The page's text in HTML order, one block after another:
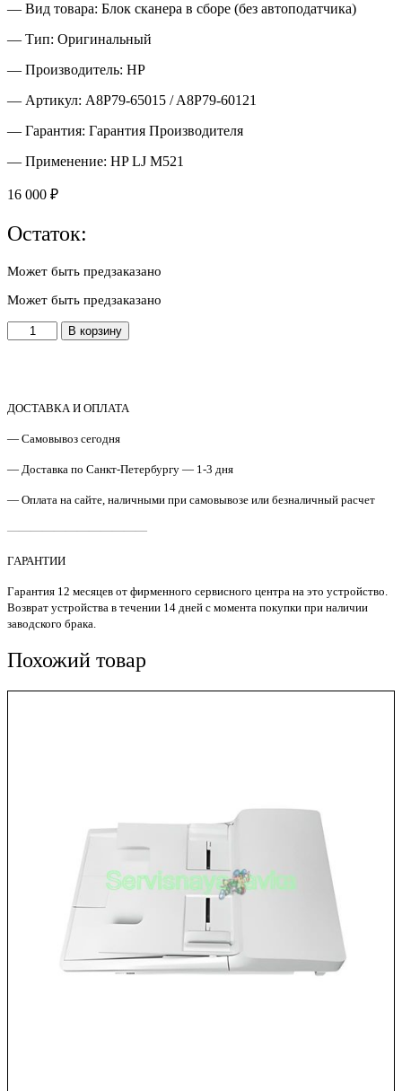
— Вид товара: Блок сканера в сборе (без автоподатчика)
— Тип: Оригинальный
— Производитель: HP
— Артикул: A8P79-65015 / A8P79-60121
— Гарантия: Гарантия Производителя
— Применение: HP LJ M521
16 000 ₽
Остаток:
Может быть предзаказано
Может быть предзаказано
Количество
товара
A8P79-
Блок
в
HP
Original
В корзину
ДОСТАВКА И ОПЛАТА
— Самовывоз сегодня
— Доставка по Санкт-Петербургу — 1-3 дня
— Оплата на сайте, наличными при самовывозе или безналичный расчет
————————————
ГАРАНТИИ
Гарантия 12 месяцев от фирменного сервисного центра на это устройство.
Возврат устройства в течении 14 дней с момента покупки при наличии
заводского брака.
Похожий товар